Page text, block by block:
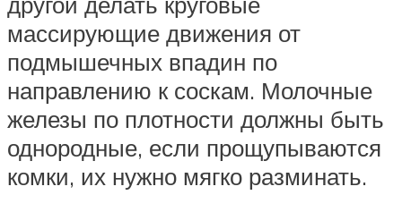
массирующие движения от
подмышечных впадин по
направлению к соскам. Молочные
железы по плотности должны быть
однородные, если прощупываются
комки, их нужно мягко разминать.